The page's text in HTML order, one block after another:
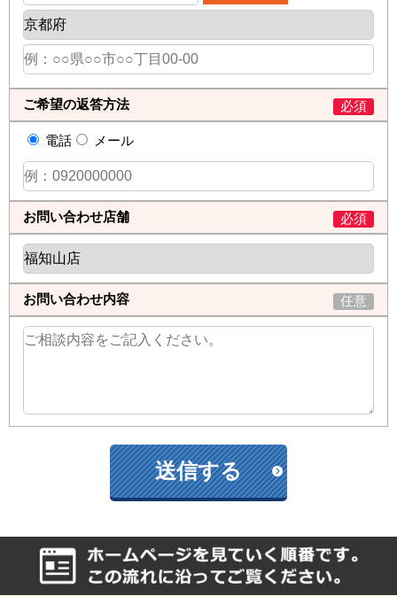
ご希望の返答方法 必須
電話 メール
お問い合わせ店舗 必須
お問い合わせ内容 任意